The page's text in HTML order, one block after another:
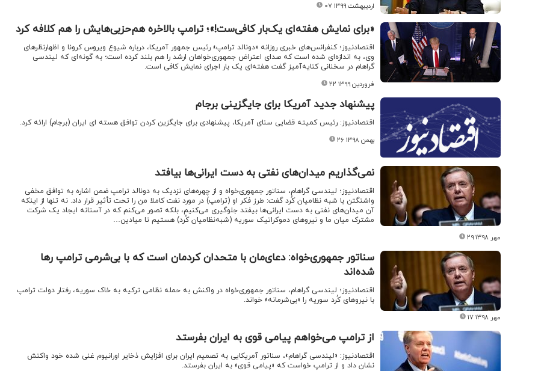
۰۷ اردیبهشت ۱۳۹۹
«برای نمایش هفته‌ای یک‌بار کافی‌ست!»؛ ترامپ بالاخره هم‌حزبی‌هایش را هم کلافه کرد
اقتصادنیوز؛ کنفرانس‌های خبری روزانه «دونالد ترامپ» رئیس‌ جمهور آمریکا، درباره شیوع ویروس کرونا و اظهارنظرهای
وی، به اندازه‌ای شده است که صدای اعتراض جمهوری‌خواهان ارشد را هم بلند کرده است؛ به گونه‌ای که لیندسی
گراهام در سخنانی کنایه‌آمیز گفت هفته‌ای یک بار اجرای نمایش کافی است.
۲۲ فروردین ۱۳۹۹
پیشنهاد جدید آمریکا براى جایگزینى برجام
اقتصادنیوز: رئیس کمیته قضایی سنای آمریکا، پیشنهادی برای جایگزین کردن توافق هسته ای ایران (برجام) ارائه کرد.
۲۶ بهمن ۱۳۹۸
نمی‌گذاریم میدان‌های نفتی به دست ایرانی‌ها بیافتد
اقتصادنیوز؛ لیندسی گراهام، سناتور جمهوری‌خواه و از چهره‌های نزدیک به دونالد ترامپ ضمن اشاره به توافق مخفی
واشنگتن با شبه نظامیان کُرد گفت: طرز فکر او (ترامپ) در مورد نفت کاملا من را تحت تأثیر قرار داد. نه تنها از اینکه
آن میدان‌های نفتی به دست ایرانی‌ها بیفتد جلوگیری می‌کنیم، بلکه تصور می‌کنم که در آستانه ایجاد یک شرکت
مشترک میان ما و نیروهای دموکراتیک سوریه (شبه‌نظامیان کُرد) هستیم تا میادین…
۲۹ مهر ۱۳۹۸
سناتور جمهوری‌خواه: دعای‌مان با متحدان کردمان است که با بی‌شرمی ترامپ رها
شده‌اند
اقتصادنیوز؛ لیندسی گراهام، سناتور جمهوری‌خواه در واکنش به حمله نظامی ترکیه به خاک سوریه، رفتار دولت ترامپ
با نیروهای کُرد سوریه را «بی‌شرمانه» خواند.
۱۷ مهر ۱۳۹۸
از ترامپ می‌خواهم پیامی قوی به ایران بفرستد
اقتصادنیوز: «لیندسی گراهام»، سناتور آمریکایی به تصمیم ایران برای افزایش ذخایر اورانیوم غنی شده خود واکنش
نشان داد و از ترامپ خواست که «پیامی قوی» به ایران بفرستد.